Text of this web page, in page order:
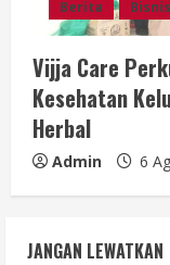
Berita Bisnis
Vijja Care
Kesehatan
Herbal
Admin 6
JANGAN LEWATKAN